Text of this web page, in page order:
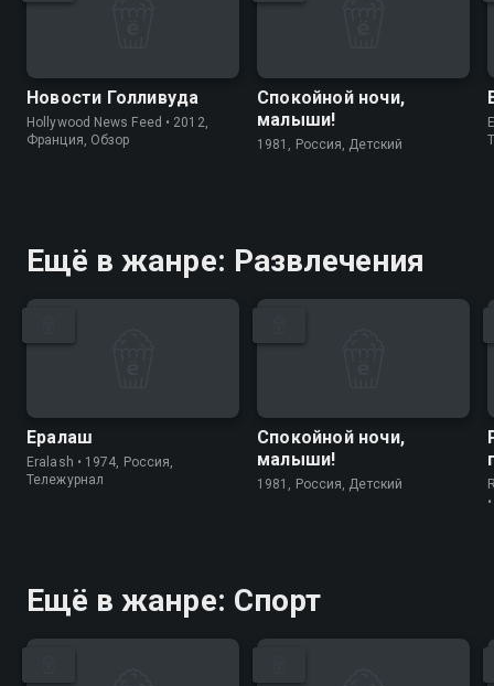
Новости Голливуда
Hollywood News Feed • 2012,
Франция, Обзор
Спокойной ночи,
малыши!
1981, Россия, Детский
Ещё в жанре: Развлечения
Ералаш
Eralash • 1974, Россия,
Тележурнал
Спокойной ночи,
малыши!
1981, Россия, Детский
Ещё в жанре: Спорт